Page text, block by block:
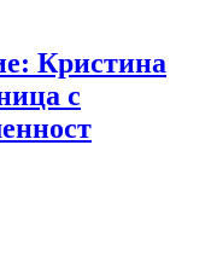
Кристина
с